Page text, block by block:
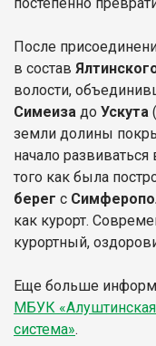
После
в состав
волости,
Симеиза до Ускута
земли долины
начало
того как была
берег с
как курорт.
курортный,
Еще больше
МБУК «Алуштинская
система».